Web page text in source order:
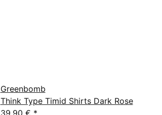
Greenbomb
Think Type Timid Shirts Dark Rose
39,90 € *